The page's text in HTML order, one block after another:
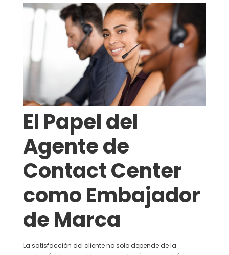
El Papel del
Agente de
Contact Center
como Embajador
de Marca
La satisfacción del cliente no solo depende de la